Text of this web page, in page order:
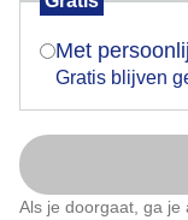
Met
Gratis blijven
Als je doorgaat, ga je
Door: ria brasser
Is
Klik